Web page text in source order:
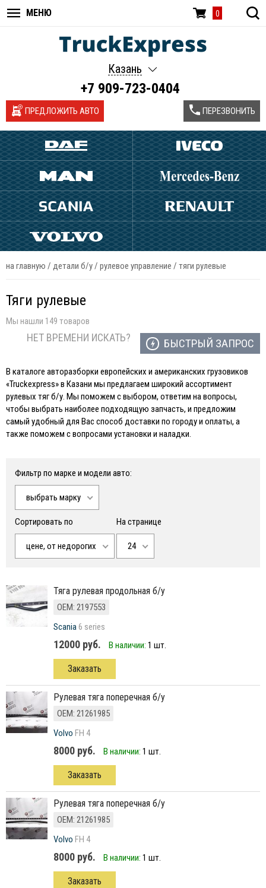
МЕНЮ 0
Казань
+7 909-723-0404
ПРЕДЛОЖИТЬ АВТО
на главную / детали б/у/ рулевое управление / тяги рулевые
Тяги рулевые
Мы нашли 149 товаров
НЕТ ВРЕМЕНИ ИСКАТЬ? БЫСТРЫЙ ЗАПРОС
В каталоге авторазборки европейских и американских грузовиков
«Truckexpress» в Казани мы предлагаем широкий ассортимент
рулевых тяг б/у. Мы поможем с выбором, ответим на вопросы,
чтобы выбрать наиболее подходящую запчасть, и предложим
самый удобный для Вас способ доставки по городу и оплаты, а
также поможем с вопросами установки и наладки.
Фильтр по марке и модели авто:
выбрать марку
Сортировать по
цене, от недорогих
На странице
24
Тяга рулевая продольная б/у
ОЕМ: 2197553
Scania6 series
12000 руб. В наличии: 1 шт.
Заказать
рулевая тяга поперечная б/у
ОЕМ: 21261985
Volvo FH 4
8000 руб. В наличии: 1 шт.
Заказать
рулевая тяга поперечная б/у
ОЕМ: 21261985
Volvo FH 4
8000 руб. В наличии: 1 шт.
Заказать